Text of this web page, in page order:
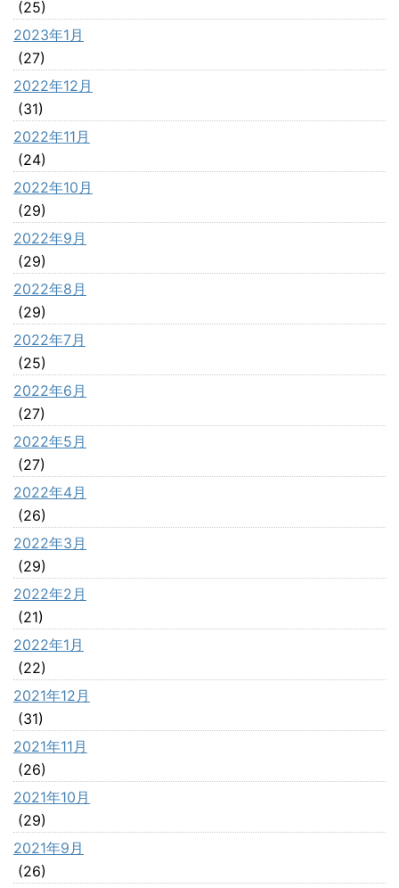
(25)
2023年1月
(27)
2022年12月
(31)
2022年11月
(24)
2022年10月
(29)
2022年9月
(29)
2022年8月
(29)
2022年7月
(25)
2022年6月
(27)
2022年5月
(27)
2022年4月
(26)
2022年3月
(29)
2022年2月
(21)
2022年1月
(22)
2021年12月
(31)
2021年11月
(26)
2021年10月
(29)
2021年9月
(26)